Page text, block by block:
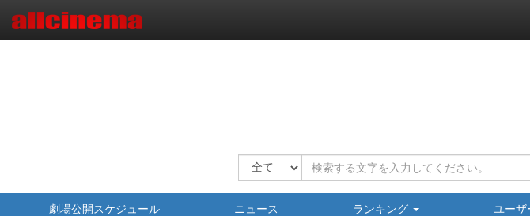
劇場公開スケジュール ニュース ランキング ユーザ